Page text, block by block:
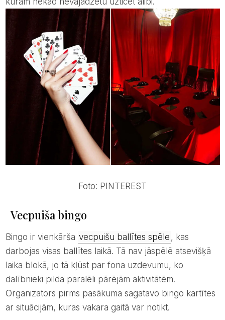
Foto: PINTEREST
Vecpuiša bingo
Bingo ir vienkārša vecpuišu ballītes spēle , kas
darbojas visas ballītes laikā. Tā nav jāspēlē atsevišķā
laika blokā, jo tā kļūst par fona uzdevumu, ko
dalībnieki pilda paralēli pārējām aktivitātēm.
Organizators pirms pasākuma sagatavo bingo kartītes
ar situācijām, kuras vakara gaitā var notikt.